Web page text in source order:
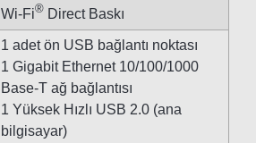
Wi-Fi® Direct Baskı
1 adet ön USB bağlantı noktası
1 Gigabit Ethernet 10/100/1000
Base-T ağ bağlantısı
1 Yüksek Hızlı USB 2.0 (ana
bilgisayar)